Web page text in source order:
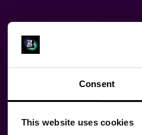
Consent
This website uses cookies